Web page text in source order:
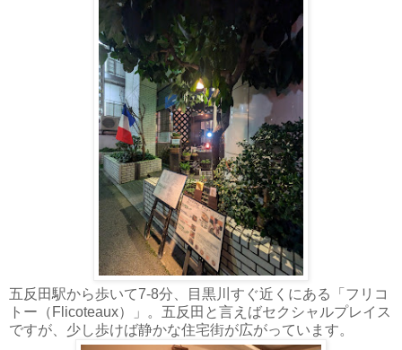
五反田駅から歩いて7-8分、目黒川すぐ近くにある「フリコ
トー（Flicoteaux）」。五反田と言えばセクシャルプレイス
ですが、少し歩けば静かな住宅街が広がっています。